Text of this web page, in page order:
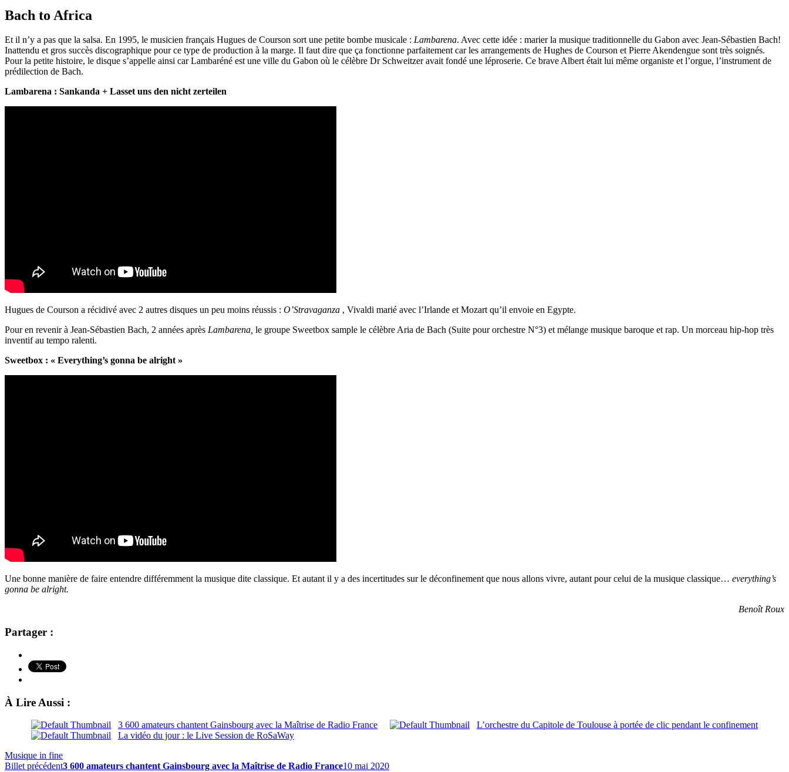
Bach to Africa
Et il n’y a pas que la salsa. En 1995, le musicien français Hugues de Courson sort une petite bombe musicale : Lambarena. Avec cette idée : marier la musique traditionnelle du Gabon avec Jean-Sébastien Bach!
Inattendu et gros succès discographique pour ce type de production à la marge. Il faut dire que ça fonctionne parfaitement car les arrangements de Hughes de Courson et Pierre Akendengue sont très soignés.
Pour la petite histoire, le disque s’appelle ainsi car Lambaréné est une ville du Gabon où le célèbre Dr Schweitzer avait fondé une léproserie. Ce brave Albert était lui même organiste et l’orgue, l’instrument de
prédilection de Bach.
Lambarena : Sankanda + Lasset uns den nicht zerteilen
Hugues de Courson a récidivé avec 2 autres disques un peu moins réussis : O’Stravaganza , Vivaldi marié avec l’Irlande et Mozart qu’il envoie en Egypte.
Pour en revenir à Jean-Sébastien Bach, 2 années après Lambarena, le groupe Sweetbox sample le célèbre Aria de Bach (Suite pour orchestre N°3) et mélange musique baroque et rap. Un morceau hip-hop très
inventif au tempo ralenti.
Sweetbox : « Everything’s gonna be alright »
Une bonne manière de faire entendre différemment la musique dite classique. Et autant il y a des incertitudes sur le déconfinement que nous allons vivre, autant pour celui de la musique classique… everything’s
gonna be alright.
Benoît Roux
Partager :
À Lire Aussi :
3 600 amateurs chantent Gainsbourg avec la Maîtrise de Radio France
L’orchestre du Capitole de Toulouse à portée de clic pendant le confinement
La vidéo du jour : le Live Session de RoSaWay
Musique in fine
Billet précédent3 600 amateurs chantent Gainsbourg avec la Maîtrise de Radio France10 mai 2020